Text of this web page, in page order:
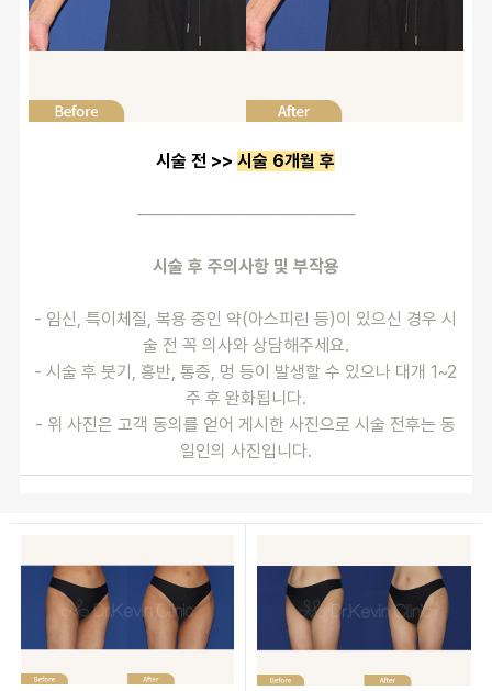
시술 전 >> 시술 6개월 후
──────────────────
시술 후 주의사항 및 부작용
- 임신, 특이체질, 복용 중인 약(아스피린 등)이 있으신 경우 시
술 전 꼭 의사와 상담해주세요.
- 시술 후 붓기, 홍반, 통증, 멍 등이 발생할 수 있으나 대개 1~2
주 후 완화됩니다.
- 위 사진은 고객 동의를 얻어 게시한 사진으로 시술 전후는 동
일인의 사진입니다.